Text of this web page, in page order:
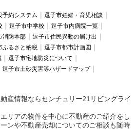
予約システム
逗子市妊婦・育児相談
逗子市中学校
逗子市内病院一覧
消防本部
逗子市住民異動の届け出
ふるさと納税
逗子市都市計画図
逗子市宅地防災について
逗子市土砂災害等ハザードマップ
産情報ならセンチュリー21リビングライ
リアの物件を中心に不動産のご紹介をし
ンや不動産売却についてのご相談も随時